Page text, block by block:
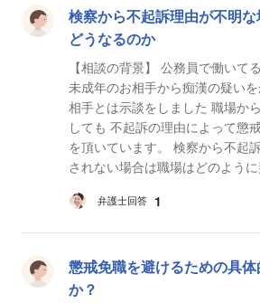
検察から不起訴理由が不明
どうなるのか
【相談の背景】 公務員で働いて
未成年のお相手から痴漢の疑い
相手とは示談をしました 職場からは不起訴になったと
しても 不起訴の理由によって懲
を頂いています。 検察から不起訴の理由が書面で明示
されない場合は職場はどのよう
弁護士回答 1
懲戒免職を避けるための具
か？